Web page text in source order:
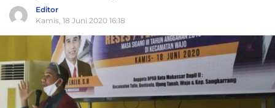
Editor
Kamis, 18 Juni 2020 16:18